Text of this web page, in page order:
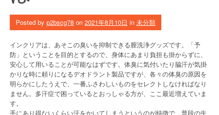
Posted by p2bscg78 on 2021年8月10日 in 未分類
インクリアは、あそこの臭いを抑制できる膣洗浄グッズです。「予
防」ということを目的とするので、身体にあまり負担も掛からずに、
安心して用いることが可能なはずです。体臭に気付いたり脇汗が気掛
かりな時に頼りになるデオドラント製品ですが、各々の体臭の原因を
明らかにしたうえで、一番ふさわしいものをセレクトしなければなり
ません。多汗症で困っているとおっしゃる方が、ここ最近増えていま
す。
手にあり得ないくらい汗をかいてしまうというのが特徴で、普段の生